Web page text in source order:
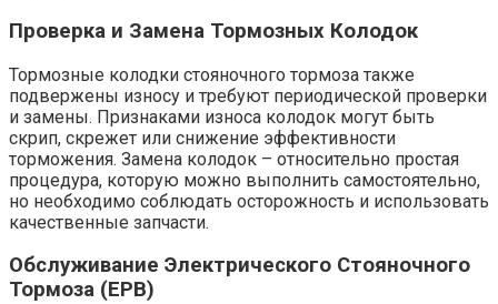
Проверка и Замена Тормозных Колодок
Тормозные колодки стояночного тормоза также
подвержены износу и требуют периодической проверки
и замены. Признаками износа колодок могут быть
скрип, скрежет или снижение эффективности
торможения. Замена колодок – относительно простая
процедура, которую можно выполнить самостоятельно,
но необходимо соблюдать осторожность и использовать
качественные запчасти.
Обслуживание Электрического Стояночного
Тормоза (EPB)